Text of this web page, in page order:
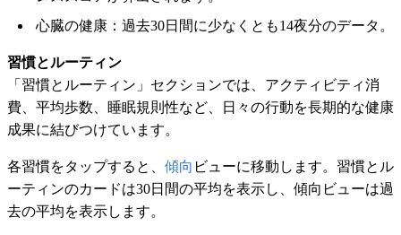
心臓の健康：過去30日間に少なくとも14夜分のデータ。
習慣とルーティン
「習慣とルーティン」セクションでは、アクティビティ消
費、平均歩数、睡眠規則性など、日々の行動を長期的な健康
成果に結びつけています。
各習慣をタップすると、 傾向 ビューに移動します。習慣とル
ーティンのカードは30日間の平均を表示し、傾向ビューは過
去の平均を表示します。